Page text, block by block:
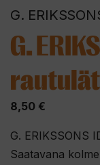
G.
G.
8,50 €
G. ERIKSSONS
Saatavana